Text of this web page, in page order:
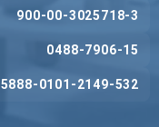
900-00-3025718-3
0488-7906-15
5888-0101-2149-532